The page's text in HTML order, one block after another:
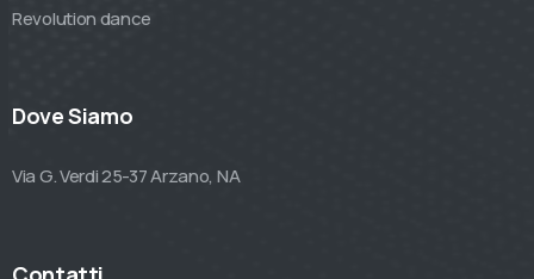
Revolution dance
Dove Siamo
Via G. Verdi 25-37 Arzano, NA